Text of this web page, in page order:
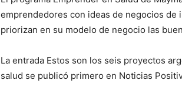
emprendedores con ideas de negocios de
priorizan en su modelo de negocio las
La entrada Estos son los seis proyectos
salud se publicó primero en Noticias